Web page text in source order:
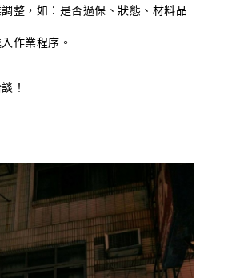
整，如：是否過保、狀態、材料品
作業程序。
！